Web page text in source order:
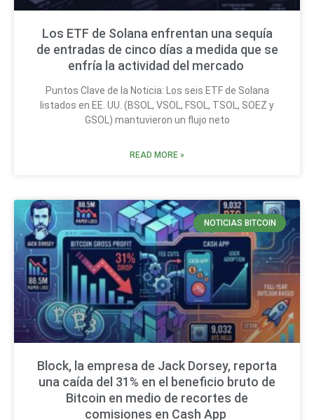
Los ETF de Solana enfrentan una sequía
de entradas de cinco días a medida que se
enfría la actividad del mercado
Puntos Clave de la Noticia: Los seis ETF de Solana
listados en EE. UU. (BSOL, VSOL, FSOL, TSOL, SOEZ y
GSOL) mantuvieron un flujo neto
READ MORE »
NOTICIAS BITCOIN
Block, la empresa de Jack Dorsey, reporta
una caída del 31% en el beneficio bruto de
Bitcoin en medio de recortes de
comisiones en Cash App